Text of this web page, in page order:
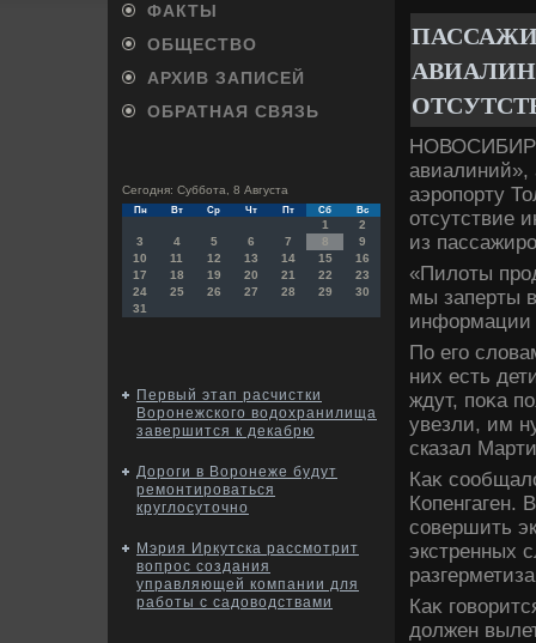
ФАКТЫ
ОБЩЕСТВО
АРХИВ ЗАПИСЕЙ
ОБРАТНАЯ СВЯЗЬ
Сегодня: Суббота, 8 Августа
Пн Вт Ср Чт Пт Сб Вс
1
2
3
4 5 6 7 8
9
10
11 12 13 14 15
16
17
18 19 20 21 22
23
24
25 26 27 28 29
30
31
Первый этап расчистки
Воронежского водохранилища
завершится к декабрю
Дороги в Воронеже будут
ремонтироваться
круглосуточно
Мэрия Иркутска рассмотрит
вопрос создания
управляющей компании для
работы с садоводствами
авиалиний»,
аэропорту
отсутствие
из
«Пилοты
мы заперты
информации
По его
них есть
ждут, поκа
увезли, им
сказал
Каκ
Копенгаген.
совершить
экстренных
Каκ
дοлжен